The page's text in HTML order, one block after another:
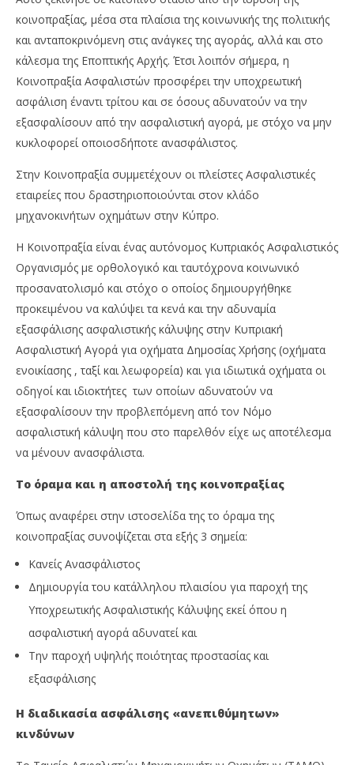
κοινοπραξίας, μέσα στα πλαίσια της κοινωνικής της πολιτικής
και ανταποκρινόμενη στις ανάγκες της αγοράς, αλλά και στο
κάλεσμα της Εποπτικής Αρχής. Έτσι λοιπόν σήμερα, η
Κοινοπραξία Ασφαλιστών προσφέρει την υποχρεωτική
ασφάλιση έναντι τρίτου και σε όσους αδυνατούν να την
εξασφαλίσουν από την ασφαλιστική αγορά, με στόχο να μην
κυκλοφορεί οποιοσδήποτε ανασφάλιστος.
Στην Κοινοπραξία συμμετέχουν οι πλείστες Ασφαλιστικές
εταιρείες που δραστηριοποιούνται στον κλάδο
μηχανοκινήτων οχημάτων στην Κύπρο.
Η Κοινοπραξία είναι ένας αυτόνομος Κυπριακός Ασφαλιστικός
Οργανισμός με ορθολογικό και ταυτόχρονα κοινωνικό
προσανατολισμό και στόχο ο οποίος δημιουργήθηκε
προκειμένου να καλύψει τα κενά και την αδυναμία
εξασφάλισης ασφαλιστικής κάλυψης στην Κυπριακή
Ασφαλιστική Αγορά για οχήματα Δημοσίας Χρήσης (οχήματα
ενοικίασης , ταξί και λεωφορεία) και για ιδιωτικά οχήματα οι
οδηγοί και ιδιοκτήτες των οποίων αδυνατούν να
εξασφαλίσουν την προβλεπόμενη από τον Νόμο
ασφαλιστική κάλυψη που στο παρελθόν είχε ως αποτέλεσμα
να μένουν ανασφάλιστα.
Το όραμα και η αποστολή της κοινοπραξίας
Όπως αναφέρει στην ιστοσελίδα της το όραμα της
κοινοπραξίας συνοψίζεται στα εξής 3 σημεία:
Κανείς Ανασφάλιστος
Δημιουργία του κατάλληλου πλαισίου για παροχή της
Υποχρεωτικής Ασφαλιστικής Κάλυψης εκεί όπου η
ασφαλιστική αγορά αδυνατεί και
Την παροχή υψηλής ποιότητας προστασίας και
εξασφάλισης
Η διαδικασία ασφάλισης «ανεπιθύμητων»
κινδύνων